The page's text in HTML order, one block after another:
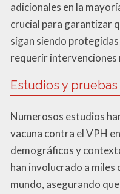
adicionales en la
crucial para garantizar
sigan siendo
requerir intervenciones
Estudios y
Numerosos estudios
vacuna contra el VPH
demográficos y
han involucrado a
mundo, asegurando